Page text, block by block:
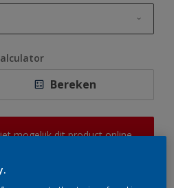
Bereken
mogelijk dit product online
aan te vullen.